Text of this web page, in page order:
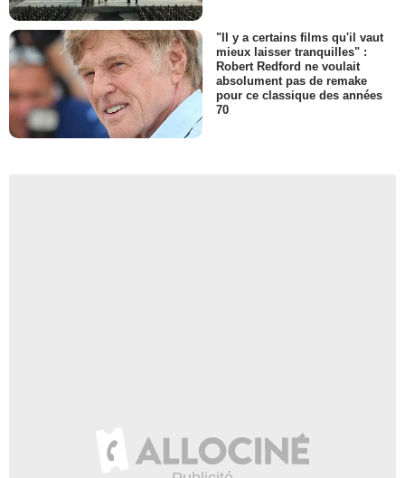
"Il y a certains films qu'il vaut
mieux laisser tranquilles" :
Robert Redford ne voulait
absolument pas de remake
pour ce classique des années
70